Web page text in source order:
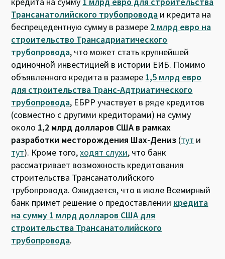
Трансанатолийского трубопровода и кредита на
беспрецедентную сумму в размере 2 млрд евро на
строительство Трансадриатического
трубопровода, что может стать крупнейшей
одиночной инвестицией в истории ЕИБ. Помимо
объявленного кредита в размере 1,5 млрд евро
для строительства Транс-Адтриатического
трубопровода, ЕБРР участвует в ряде кредитов
(совместно с другими кредиторами) на сумму
около 1,2 млрд долларов США в рамках
разработки месторождения Шах-Дениз (тут и
тут). Кроме того,ходят слухи, что банк
рассматривает возможность кредитования
строительства Трансанатолийского
трубопровода. Ожидается, что в июле Всемирный
банк примет решение о предоставлении кредита
на сумму 1 млрд долларов США для
строительства Трансанатолийского
трубопровода.